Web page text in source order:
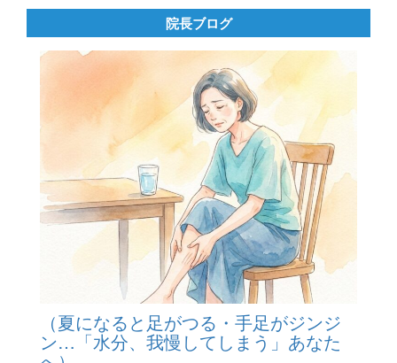
院長ブログ
（夏になると足がつる・手足がジンジ
ン…「水分、我慢してしまう」あなた